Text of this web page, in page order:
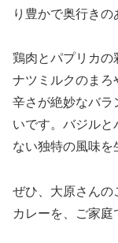
り豊かで奥行きの
鶏肉とパプリカの
ナツミルクのまろ
辛さが絶妙なバラ
いです。バジルと
ない独特の風味を
ぜひ、大原さんの
カレーを、ご家庭